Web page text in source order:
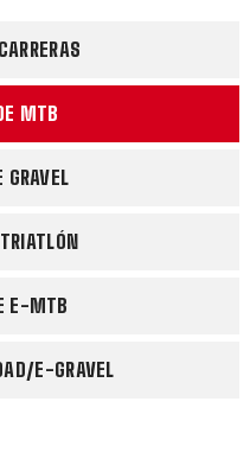
MTB
GRAVEL
E-MTB
E-GRAVEL